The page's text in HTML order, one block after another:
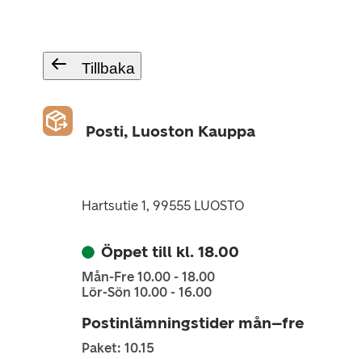
Tillbaka
Posti, Luoston Kauppa
Hartsutie 1, 99555 LUOSTO
Öppet till kl. 18.00
Mån-Fre 10.00 - 18.00
Lör-Sön 10.00 - 16.00
Postinlämningstider mån–fre
Paket: 10.15